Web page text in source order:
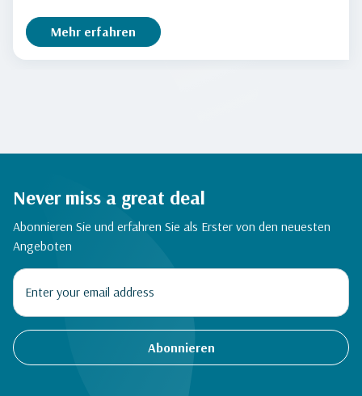
Mehr erfahren
Never miss a great deal
Abonnieren Sie und erfahren Sie als Erster von den neuesten
Angeboten
Abonnieren